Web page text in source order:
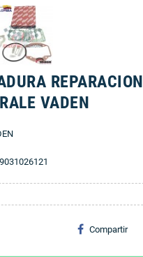
REPARACION
VADEN
Compartir